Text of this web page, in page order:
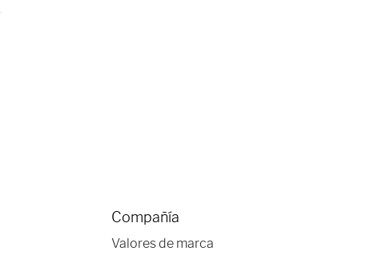
Compañía
Valores de marca